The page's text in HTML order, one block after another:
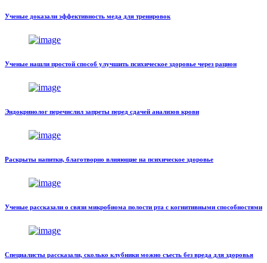
Ученые доказали эффективность меда для тренировок
Ученые нашли простой способ улучшить психическое здоровье через рацион
Эндокринолог перечислил запреты перед сдачей анализов крови
Раскрыты напитки, благотворно влияющие на психическое здоровье
Ученые рассказали о связи микробиома полости рта с когнитивными способностями
Специалисты рассказали, сколько клубники можно съесть без вреда для здоровья